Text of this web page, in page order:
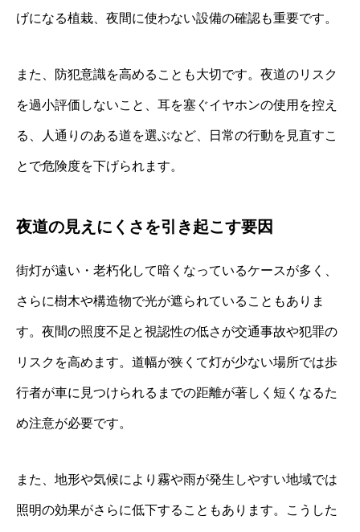
げになる植栽、夜間に使わない設備の確認も重要です。
また、防犯意識を高めることも大切です。夜道のリスク
を過小評価しないこと、耳を塞ぐイヤホンの使用を控え
る、人通りのある道を選ぶなど、日常の行動を見直すこ
とで危険度を下げられます。
夜道の見えにくさを引き起こす要因
街灯が遠い・老朽化して暗くなっているケースが多く、
さらに樹木や構造物で光が遮られていることもありま
す。夜間の照度不足と視認性の低さが交通事故や犯罪の
リスクを高めます。道幅が狭くて灯が少ない場所では歩
行者が車に見つけられるまでの距離が著しく短くなるた
め注意が必要です。
また、地形や気候により霧や雨が発生しやすい地域では
照明の効果がさらに低下することもあります。こうした